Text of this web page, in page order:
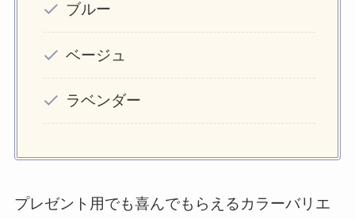
ブルー
ベージュ
ラベンダー
プレゼント用でも喜んでもらえるカラーバリエ